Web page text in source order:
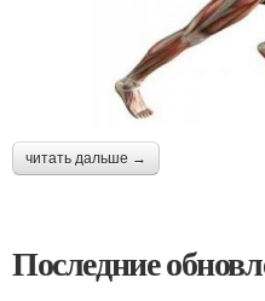
читать дальше →
Последние